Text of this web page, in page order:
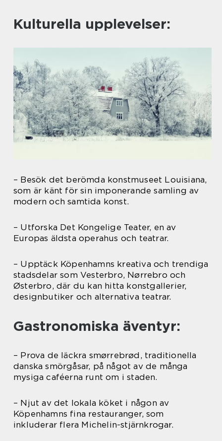
Kulturella upplevelser:
– Besök det berömda konstmuseet Louisiana,
som är känt för sin imponerande samling av
modern och samtida konst.
– Utforska Det Kongelige Teater, en av
Europas äldsta operahus och teatrar.
– Upptäck Köpenhamns kreativa och trendiga
stadsdelar som Vesterbro, Nørrebro och
Østerbro, där du kan hitta konstgallerier,
designbutiker och alternativa teatrar.
Gastronomiska äventyr:
– Prova de läckra smørrebrød, traditionella
danska smörgåsar, på något av de många
mysiga caféerna runt om i staden.
– Njut av det lokala köket i någon av
Köpenhamns fina restauranger, som
inkluderar flera Michelin-stjärnkrogar.